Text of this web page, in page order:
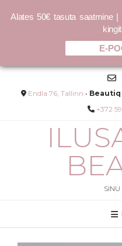
Skip
contentEndla 76, Tallinn • Beautiq
+372
Alates 50€ tasuta saatmine
E-